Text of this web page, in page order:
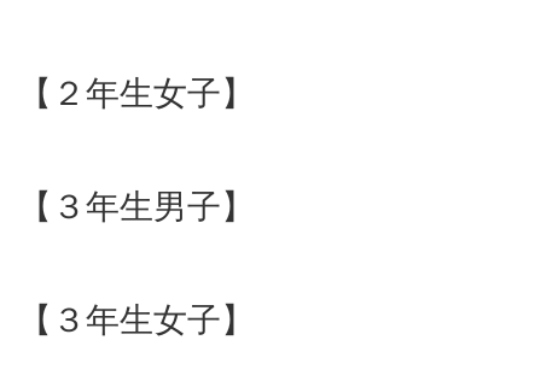
【２年生女子】
【３年生男子】
【３年生女子】